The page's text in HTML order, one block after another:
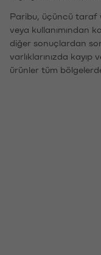
Paribu, üçüncü taraf
veya kullanımından
diğer sonuçlardan
varlıklarınızda kayıp
ürünler tüm